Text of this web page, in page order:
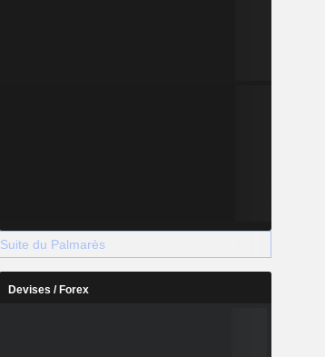
Suite du Palmarès
Devises / Forex